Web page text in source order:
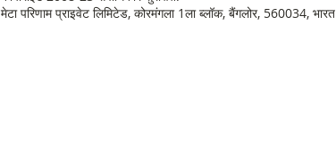
मेटा परिणाम प्राइवेट लिमिटेड, कोरमंगला 1ला ब्लॉक, बैंगलोर, 560034, भारत